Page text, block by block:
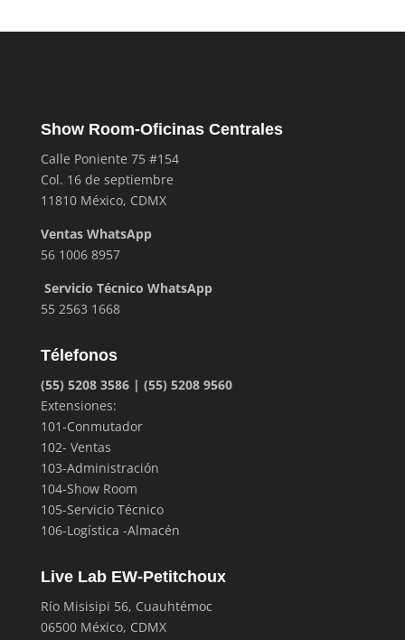
Show Room-Oficinas Centrales
Calle Poniente 75 #154
Col. 16 de septiembre
11810 México, CDMX
Ventas WhatsApp
56 1006 8957
Servicio Técnico WhatsApp
55 2563 1668
Télefonos
(55) 5208 3586 | (55) 5208 9560
Extensiones:
101-Conmutador
102- Ventas
103-Administración
104-Show Room
105-Servicio Técnico
106-Logística -Almacén
Live Lab EW-Petitchoux
Río Misisipi 56, Cuauhtémoc
06500 México, CDMX